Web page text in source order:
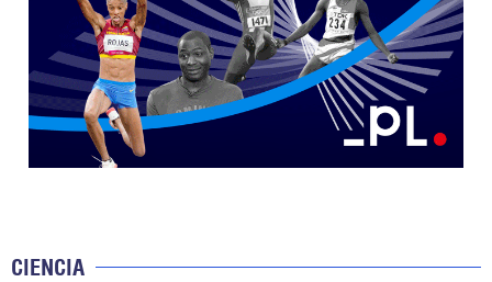
CIENCIA